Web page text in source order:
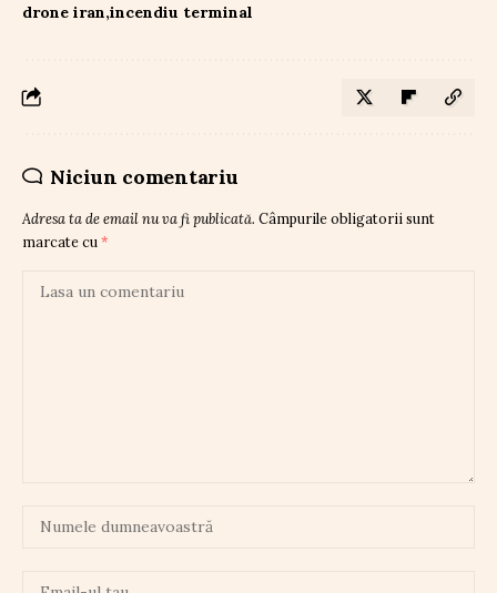
drone iran incendiu terminal
Niciun comentariu
Adresa ta de email nu va fi publicată. Câmpurile obligatorii sunt
marcate cu *